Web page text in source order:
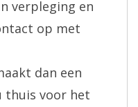
verpleging en
op met
dan een
thuis voor het